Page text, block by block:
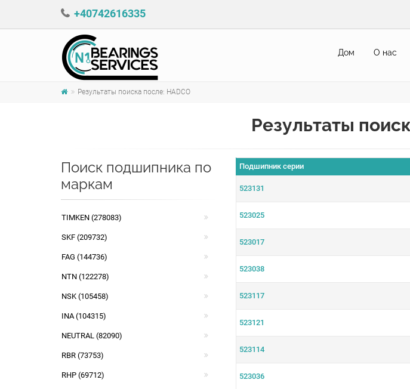
+40742616335
Дом О нас
Результаты поиска после: HADCO
Результаты
Подшипник серии
523131
523025
523017
523038
523117
523121
523114
523036
Поиск подшипникa по
маркам
TIMKEN (278083)
SKF (209732)
FAG (144736)
NTN (122278)
NSK (105458)
INA (104315)
NEUTRAL (82090)
RBR (73753)
RHP (69712)